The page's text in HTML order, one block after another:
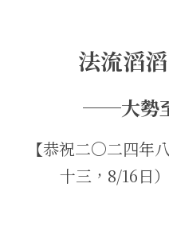
法流滔
──大勢
【恭祝二〇二四年
十三，8/16日